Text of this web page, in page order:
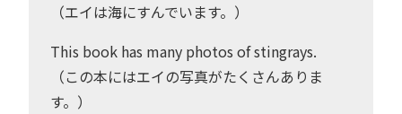
（エイは海にすんでいます。）
This book has many photos of stingrays.
（この本にはエイの写真がたくさんありま
す。）